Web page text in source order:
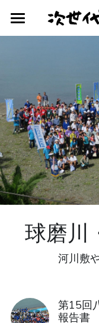
Home
2024年度の活
2023年度の活
2022年度の活
球磨川・八代
過去の主要な
テーマソング
球磨川
河川敷
第15回
報告書
現在の活動
球磨川・八代